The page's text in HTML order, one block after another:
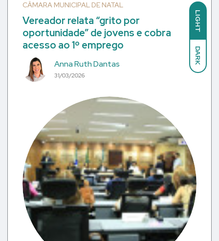
LIGHT
DARK
CÂMARA MUNICIPAL DE NATAL
Vereador relata “grito por
oportunidade” de jovens e cobra
acesso ao 1º emprego
Anna Ruth Dantas
31/03/2026